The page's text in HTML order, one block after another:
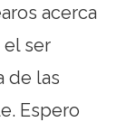
acerca
ser
de las
Espero